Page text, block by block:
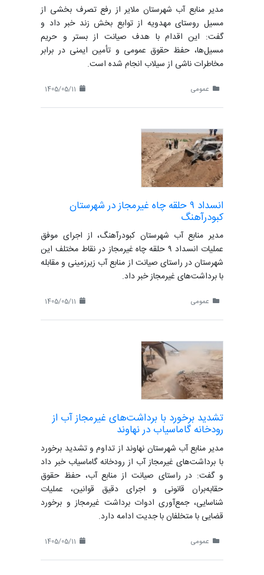
مدیر منابع آب شهرستان ملایر از رفع تصرف بخشی از
مسیل روستای مهدویه از توابع بخش زند خبر داد و
گفت: این اقدام با هدف صیانت از بستر و حریم
مسیل‌ها، حفظ حقوق عمومی و تأمین ایمنی در برابر
مخاطرات ناشی از سیلاب انجام شده است.
عمومی
انسداد ۹ حلقه چاه غیرمجاز در شهرستان
کبودرآهنگ
مدیر منابع آب شهرستان کبودرآهنگ، از اجرای موفق
عملیات انسداد ۹ حلقه چاه غیرمجاز در نقاط مختلف این
شهرستان در راستای صیانت از منابع آب زیرزمینی و مقابله
با برداشت‌های غیرمجاز خبر داد.
عمومی
تشدید برخورد با برداشت‌های غیرمجاز آب از
رودخانه گاماسیاب در نهاوند
مدیر منابع آب شهرستان نهاوند از تداوم و تشدید برخورد
با برداشت‌های غیرمجاز آب از رودخانه گاماسیاب خبر داد
و گفت: در راستای صیانت از منابع آب، حفظ حقوق
حقابه‌بران قانونی و اجرای دقیق قوانین، عملیات
شناسایی، جمع‌آوری ادوات برداشت غیرمجاز و برخورد
قضایی با متخلفان با جدیت ادامه دارد.
عمومی